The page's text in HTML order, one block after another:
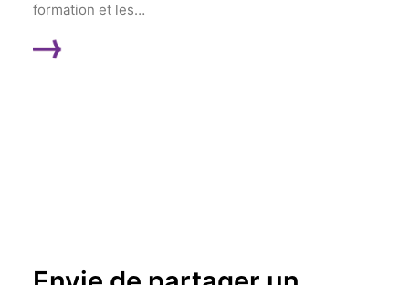
formation et les…